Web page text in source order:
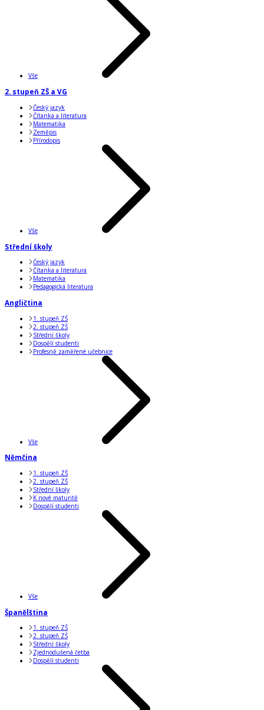
Vše
2. stupeň ZŠ a VG
Český jazyk
Čítanka a literatura
Matematika
Zeměpis
Přírodopis
Vše
Střední školy
Český jazyk
Čítanka a literatura
Matematika
Pedagogická literatura
Angličtina
1. stupeň ZŠ
2. stupeň ZŠ
Střední školy
Dospělí studenti
Profesně zaměřené učebnice
Vše
Němčina
1. stupeň ZŠ
2. stupeň ZŠ
Střední školy
K nové maturitě
Dospělí studenti
Vše
Španělština
1. stupeň ZŠ
2. stupeň ZŠ
Střední školy
Zjednodušená četba
Dospělí studenti